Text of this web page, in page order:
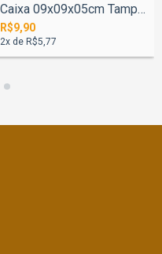
Caixa 09x09x05cm Tampa Neve Feliz Natal...
R$9,90
2x de R$5,77